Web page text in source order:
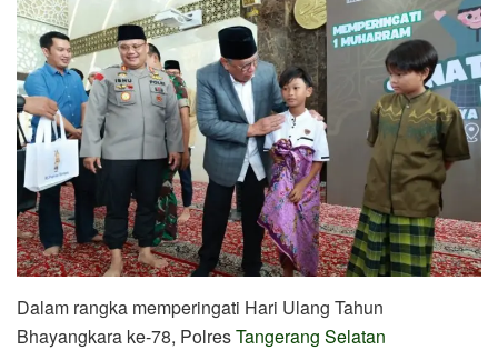
Dalam rangka memperingati Hari Ulang Tahun
Bhayangkara ke-78, PolresTangerang Selatan